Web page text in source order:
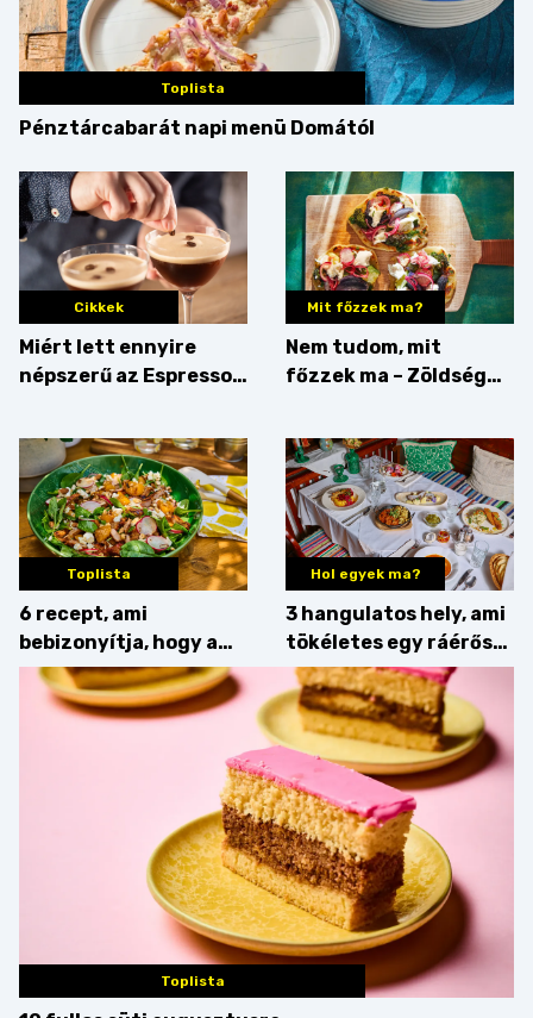
Toplista
Pénztárcabarát napi menü Domától
Cikkek
Miért lett ennyire
népszerű az Espresso
érdemes enni mellé?
Mit főzzek ma?
Nem tudom, mit
főzzek ma – Zöldség
Toplista
6 recept, ami
bebizonyítja, hogy a
barack húsok mellé is
zseniális
Hol egyek ma?
3 hangulatos hely, ami
tökéletes egy ráérős
hétvégi ebédhez
Toplista